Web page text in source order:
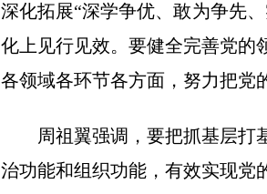
深化拓展“深学争优、敢为争先
化上见行见效。要健全完善党的
各领域各环节各方面，努力把党
周祖翼强调，要把抓基层打
治功能和组织功能，有效实现党